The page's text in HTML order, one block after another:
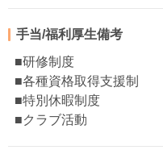
手当/福利厚生備考
■研修制度
■各種資格取得支援制
■特別休暇制度
■クラブ活動